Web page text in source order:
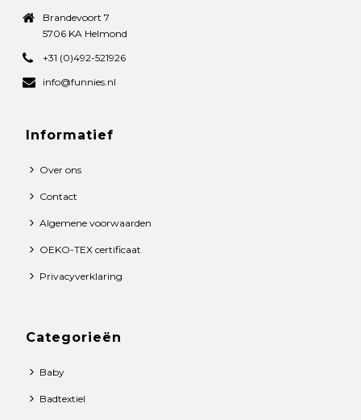
Brandevoort 7
5706 KA Helmond
+31 (0)492-521926
info@funnies.nl
Informatief
Over ons
Contact
Algemene voorwaarden
OEKO-TEX certificaat
Privacyverklaring
Categorieën
Baby
Badtextiel